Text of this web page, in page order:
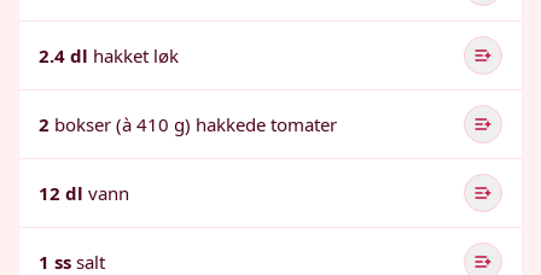
2.4 dl hakket løk
2 bokser (à 410 g) hakkede tomater
12 dl vann
1 ss salt